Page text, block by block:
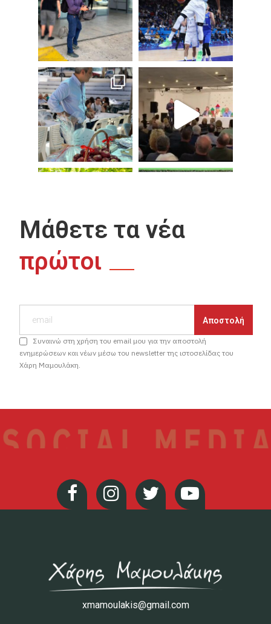
Μάθετε τα νέα
πρώτοι
Συναινώ στη χρήση του email μου για την αποστολή
ενημερώσεων και νέων μέσω του newsletter της ιστοσελίδας του
Χάρη Μαμουλάκη.
xmamoulakis@gmail.com